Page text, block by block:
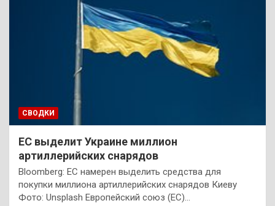
СВОДКИ
ЕС выделит Украине миллион
артиллерийских снарядов
Bloomberg: ЕС намерен выделить средства для
покупки миллиона артиллерийских снарядов Киеву
Фото: Unsplash Европейский союз (ЕС)…